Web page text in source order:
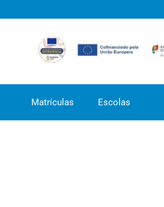
Matrículas Escolas